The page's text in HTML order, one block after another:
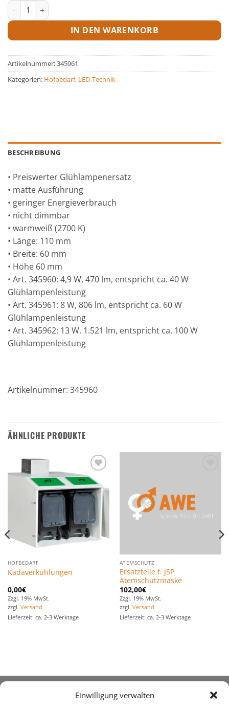
Einwilligung verwalten
LED-Birne Philips Menge
IN DEN WARENKORB
Artikelnummer:345961
Kategorien: Hofbedarf, LED-Technik
BESCHREIBUNG
• Preiswerter Glühlampenersatz
• matte Ausführung
• geringer Energieverbrauch
• nicht dimmbar
• warmweiß (2700 K)
• Länge: 110 mm
• Breite: 60 mm
• Höhe 60 mm
• Art. 345960: 4,9 W, 470 lm, entspricht ca. 40 W
Glühlampenleistung
• Art. 345961: 8 W, 806 lm, entspricht ca. 60 W
Glühlampenleistung
• Art. 345962: 13 W, 1.521 lm, entspricht ca. 100 W
Glühlampenleistung
Artikelnummer: 345960
ÄHNLICHE PRODUKTE
Zu den
Favoriten
hinzufügen
HOFBEDARF
Kadaverkühlungen
0,00€
Zzgl. 19% MwSt.
zzgl. Versand
Lieferzeit: ca. 2-3 Werktage
ATEMSCHUTZ
Ersatzteile f. JSP
Atemschutzmaske
102,00€
Zzgl. 19% MwSt.
zzgl. Versand
Lieferzeit: ca. 2-3 Werktage